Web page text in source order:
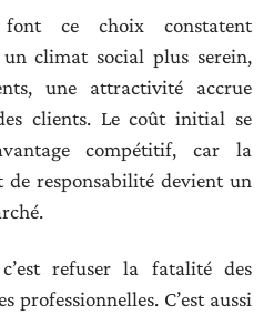
ce choix constatent
climat social plus serein,
une attractivité accrue
clients. Le coût initial se
compétitif, car la
responsabilité devient un
refuser la fatalité des
professionnelles. C’est aussi